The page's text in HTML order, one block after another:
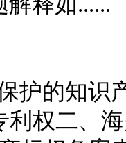
的知识
利权二、